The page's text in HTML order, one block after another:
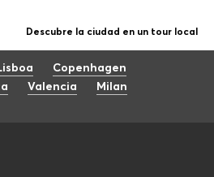
Descubre la ciudad en un tour local
Copenhagen
Valencia
Milan